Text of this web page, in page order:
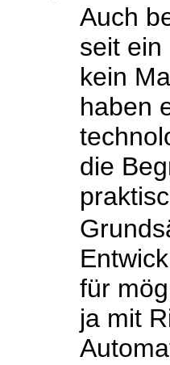
Auch
seit
kein
haben
die
für
ja mit